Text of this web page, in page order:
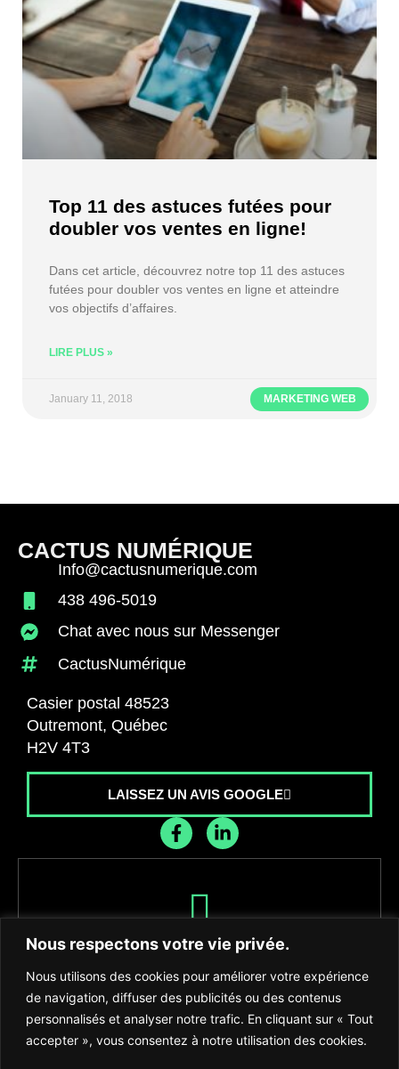
Nous respectons votre vie privée.
Nous utilisons des cookies pour améliorer votre expérience
de navigation, diffuser des publicités ou des contenus
personnalisés et analyser notre trafic. En cliquant sur « Tout
accepter », vous consentez à notre utilisation des cookies.
MARKETING WEB
Top 11 des astuces futées pour
doubler vos ventes en ligne!
Dans cet article, découvrez notre top 11 des astuces
futées pour doubler vos ventes en ligne et atteindre
vos objectifs d’affaires.
LIRE PLUS »
January 11, 2018
CACTUS NUMÉRIQUE
Info@cactusnumerique.com
438 496-5019
Chat avec nous sur Messenger
CactusNumérique
Casier postal 48523
Outremont, Québec
H2V 4T3
LAISSEZ UN AVIS GOOGLE
Recevez les dernières nouvelles de